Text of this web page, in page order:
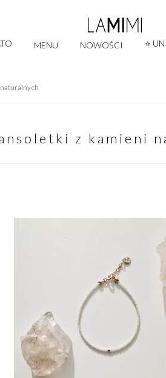
MENU NOWOŚCI ⭐
z kamieni